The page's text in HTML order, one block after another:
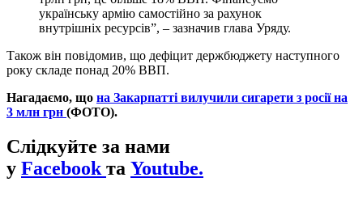
українську армію самостійно за рахунок
внутрішніх ресурсів”, – зазначив глава Уряду.
Також він повідомив, що дефіцит держбюджету наступного
року складе понад 20% ВВП.
Нагадаємо, що на Закарпатті вилучили сигарети з росії на
3 млн грн (ФОТО).
Слідкуйте за нами
у Facebook та Youtube.